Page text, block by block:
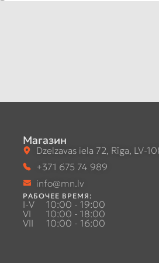
Магазин
Dzelzavas iela 72, Rīga, LV-
+371 675 74 989
info@mn.lv
РАБОЧЕЕ ВРЕМЯ:
I-V
10:00 - 19:00
VI
10:00 - 18:00
VII
10:00 - 16:00